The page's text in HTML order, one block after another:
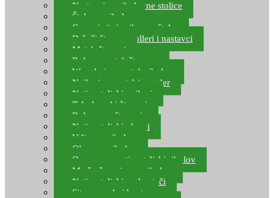
Nastavci za ribolovne stolice
Šteke za ribolov
Gume i sitni pribor za šteku
Držači štapova rolleri i nastavci
Match štapovi
Role za match štapove
Waggleri za match ribolov
Najloni za match/waggler
Natjecateljski najloni
Teleskopski štapovi
Bolognese štapovi
Natjecateljski plovci
Udice za ribolov
Olovo za ribolov
Oprema za natjecateljski ribolov
Mreže čuvarice za ribolov
Natjecateljski podmetači
Sito, posude i kante